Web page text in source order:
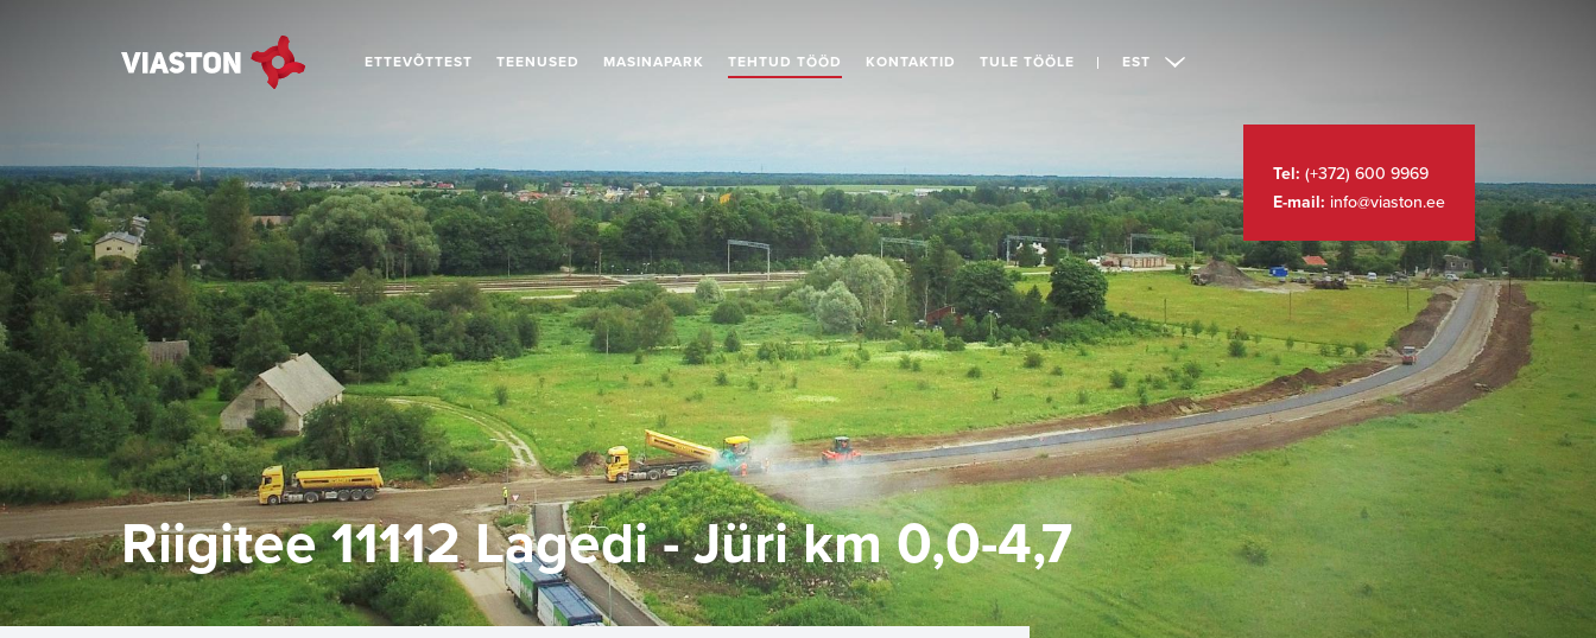
ETTEVÕTTEST TEENUSED MASINAPARK TEHTUD TÖÖD KONTAKTID TULE TÖÖLE EST
Tel: (+372) 600 9969
E-mail: info@viaston.ee
Riigitee 11112 Lagedi - Jüri km 0,0-4,7